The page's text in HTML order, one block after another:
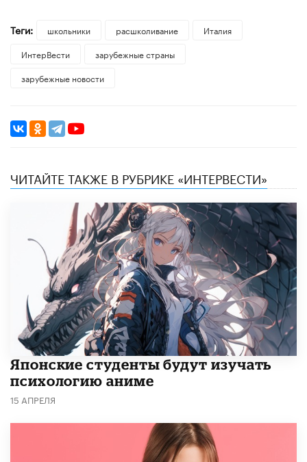
Теги: школьники расшколивание
Италия
ИнтерВести
зарубежные страны
зарубежные новости
ЧИТАЙТЕ ТАКЖЕ В РУБРИКЕ «ИНТЕРВЕСТИ»
Японские студенты будут изучать
психологию аниме
15 АПРЕЛЯ